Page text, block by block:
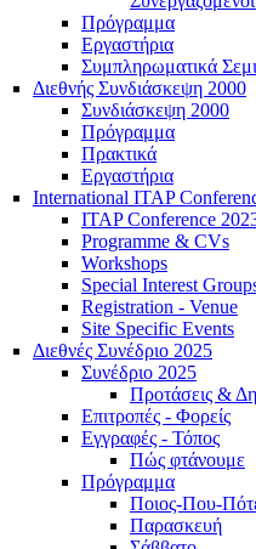
Πρόγραμμα
Εργαστήρια
Συμπληρωματικά
Διεθνής Συνδιάσκεψη 2000
Συνδιάσκεψη 2000
Πρόγραμμα
Πρακτικά
Εργαστήρια
International ITAP
ITAP Conference
Programme & CVs
Workshops
Special Interest
Registration - Venue
Site Specific Events
Διεθνές Συνέδριο 2025
Συνέδριο 2025
Προτάσεις &
Επιτροπές - Φορείς
Εγγραφές - Τόπος
Πώς φτάνουμε
Πρόγραμμα
Ποιος-Που-
Παρασκευή